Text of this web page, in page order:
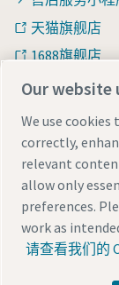
天猫旗舰店
1688旗舰店
知乎
法律和隐私声明
沪ICP备
Our website
We use
correctly,
relevant
allow only
preferences.
work as
请查看我们的